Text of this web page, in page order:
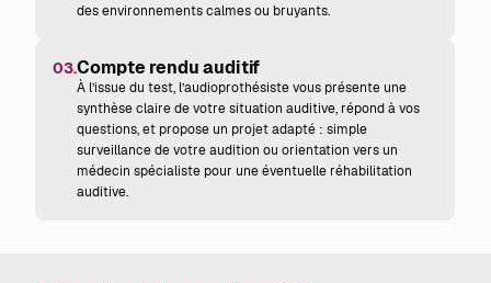
des environnements calmes ou bruyants.
03.Compte rendu auditif
À l’issue du test, l’audioprothésiste vous présente une
synthèse claire de votre situation auditive, répond à vos
questions, et propose un projet adapté : simple
surveillance de votre audition ou orientation vers un
médecin spécialiste pour une éventuelle réhabilitation
auditive.